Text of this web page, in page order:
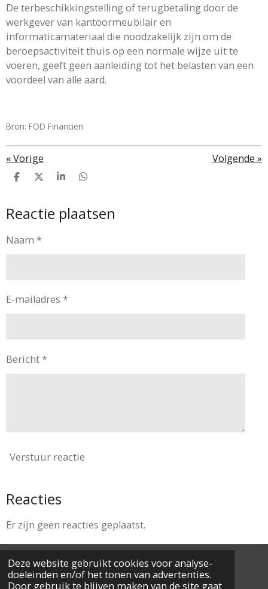
Deze website gebruikt cookies voor analyse-
doeleinden en/of het tonen van advertenties.
Door gebruik te blijven maken van de site gaat
De terbeschikkingstelling of terugbetaling door de
werkgever van kantoormeubilair en
informaticamateriaal die noodzakelijk zijn om de
beroepsactiviteit thuis op een normale wijze uit te
voeren, geeft geen aanleiding tot het belasten van een
voordeel van alle aard.
Bron: FOD Financiën
«Vorige Volgende »
D
e
n
D
l
S
r
e
D
e
n
Reactie plaatsen
Naam *
E-mailadres *
Bericht *
Verstuur reactie
Reacties
Er zijn geen reacties geplaatst.
© 2025 Accounting On The Road - ErkendFiscaal
Accountant- Erkenningsnummer: ITAA11.255.838